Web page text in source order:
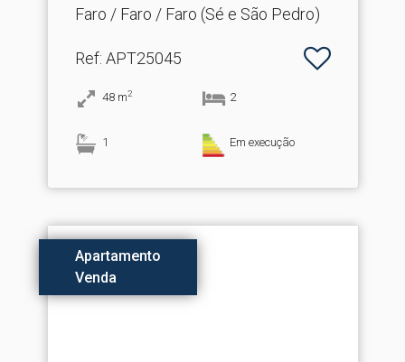
Faro / Faro / Faro (Sé e São Pedro)
Ref: APT25045
48 m2 2
1 Em execução
Apartamento
Venda